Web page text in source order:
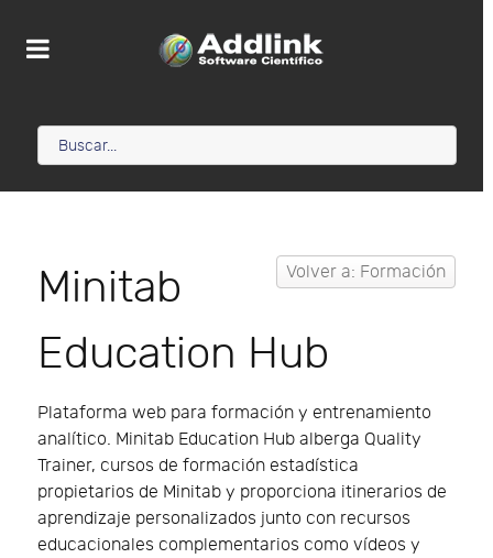
Volver a: Formación
Minitab
Education Hub
Plataforma web para formación y entrenamiento
analítico. Minitab Education Hub alberga Quality
Trainer, cursos de formación estadística
propietarios de Minitab y proporciona itinerarios de
aprendizaje personalizados junto con recursos
educacionales complementarios como vídeos y